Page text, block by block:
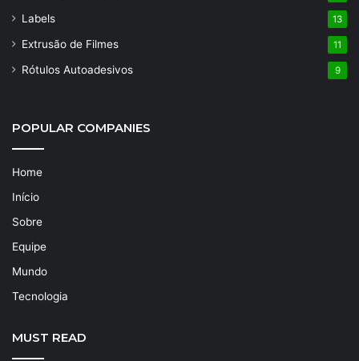
Labels 13
Extrusão de Filmes 11
Rótulos Autoadesivos 9
POPULAR COMPANIES
Home
Início
Sobre
Equipe
Mundo
Tecnologia
MUST READ